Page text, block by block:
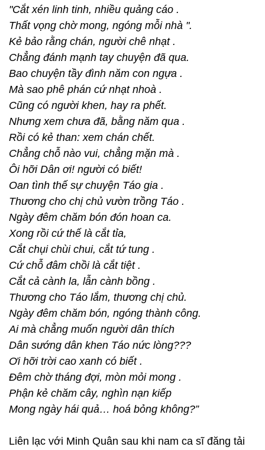
"Cắt xén linh tinh, nhiều quảng cáo .
Thất vọng chờ mong, ngóng mỗi nhà ".
Kẻ bảo rằng chán, người chê nhạt .
Chẳng đánh mạnh tay chuyện đã qua.
Bao chuyện tầy đình năm con ngựa .
Mà sao phê phán cứ nhạt nhoà .
Cũng có người khen, hay ra phết.
Nhưng xem chưa đã, bằng năm qua .
Rồi có kẻ than: xem chán chết.
Chẳng chỗ nào vui, chẳng mặn mà .
Ôi hỡi Dân ơi! người có biết!
Oan tình thế sự chuyện Táo gia .
Thương cho chị chủ vườn trồng Táo .
Ngày đêm chăm bón đón hoan ca.
Xong rồi cứ thế là cắt tỉa,
Cắt chụi chùi chui, cắt tứ tung .
Cứ chỗ đâm chồi là cắt tiệt .
Cắt cả cành la, lẫn cành bồng .
Thương cho Táo lắm, thương chị chủ.
Ngày đêm chăm bón, ngóng thành công.
Ai mà chẳng muốn người dân thích
Dân sướng dân khen Táo nức lòng???
Ơi hỡi trời cao xanh có biết .
Đêm chờ tháng đợi, mòn mỏi mong .
Phận kẻ chăm cây, nghìn nạn kiếp
Mong ngày hái quả… hoá bỏng không?”
Liên lạc với Minh Quân sau khi nam ca sĩ đăng tải